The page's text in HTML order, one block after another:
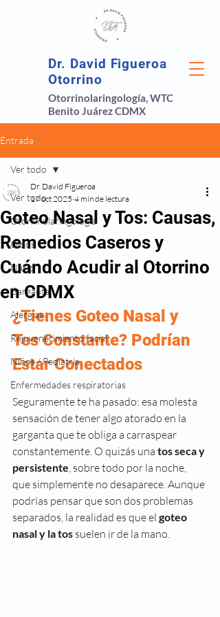
Dr. David Figueroa
Otorrino
Otorrinolaringología, WTC
Benito Juárez CDMX
Entrada
Ver todo
Otorrinolaringología
Oídos
Nariz
Garganta
Alergias
Rejuvenecimiento facial
Niños / Pediatría
Enfermedades respiratorias
Ver todo
Goteo Nasal y Tos: Causas,
Remedios Caseros y
Cuándo Acudir al Otorrino
en CDMX
Dr. David Figueroa
17 oct 2025 4 min de lectura
¿Tienes Goteo Nasal y
Tos Constante? Podrían
Estar Conectados
Seguramente te ha pasado: esa molesta
sensación de tener algo atorado en la
garganta que te obliga a carraspear
constantemente. O quizás una tos seca y
persistente, sobre todo por la noche,
que simplemente no desaparece. Aunque
podrías pensar que son dos problemas
separados, la realidad es que el goteo
nasal y la tos suelen ir de la mano.